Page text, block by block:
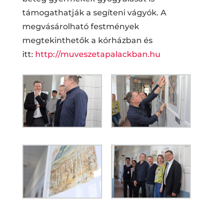
támogathatják a segíteni vágyók. A
megvásárolható festmények
megtekinthetők a kórházban és
itt: http://muveszetapalackban.hu